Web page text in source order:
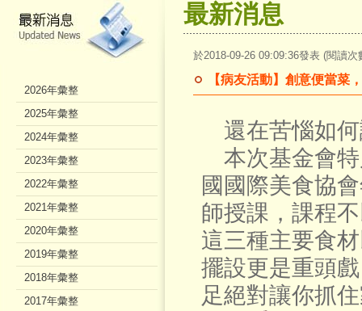
最新消息
於2018-09-26 09:09:36發表 (閱讀次
【病友活動】創意便當菜
還在苦惱如何
本次基金會特
國國際美食協
師授課，課程
這三種主要食
擺設更是重頭
足絕對讓你抓
2026年彙整
2025年彙整
2024年彙整
2023年彙整
2022年彙整
2021年彙整
2020年彙整
2019年彙整
2018年彙整
2017年彙整